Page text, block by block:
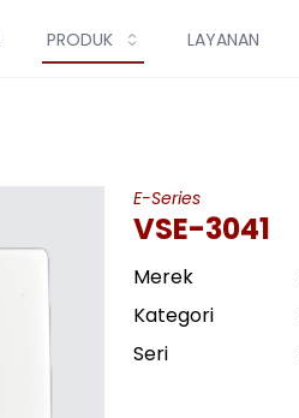
PRODUK LAYANAN
E-Series
VSE-3041
Merek
Kategori
Seri